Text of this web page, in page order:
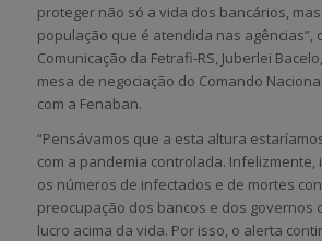
proteger não só a vida dos bancários,
população que é atendida nas agências”,
Comunicação da Fetrafi-RS, Juberlei
mesa de negociação do Comando
com a Fenaban.
“Pensávamos que a esta altura
com a pandemia controlada. Infelizmente,
os números de infectados e de mortes
preocupação dos bancos e dos governos
lucro acima da vida. Por isso, o alerta